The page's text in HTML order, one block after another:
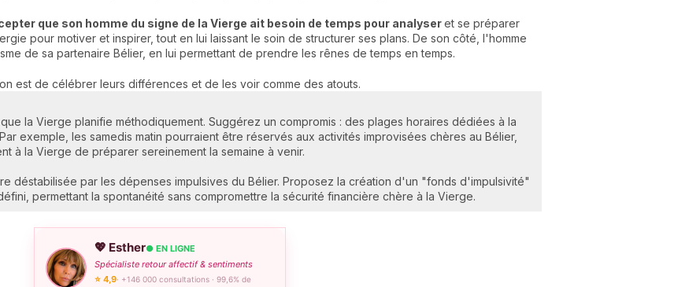
que son homme du signe de la Vierge ait besoin de temps pour analyseret se préparer
pour motiver et inspirer, tout en lui laissant le soin de structurer ses plans. De son côté, l'homme
de sa partenaire Bélier, en lui permettant de prendre les rênes de temps en temps.
est de célébrer leurs différences et de les voir comme des atouts.
la Vierge planifie méthodiquement. Suggérez un compromis : des plages horaires dédiées à la
exemple, les samedis matin pourraient être réservés aux activités improvisées chères au Bélier,
à la Vierge de préparer sereinement la semaine à venir.
déstabilisée par les dépenses impulsives du Bélier. Proposez la création d'un "fonds d'impulsivité"
permettant la spontanéité sans compromettre la sécurité financière chère à la Vierge.
💖 Esther● EN LIGNE
Spécialiste retour affectif & sentiments
⭐ 4,9· +146 000 consultations · 99,6% de